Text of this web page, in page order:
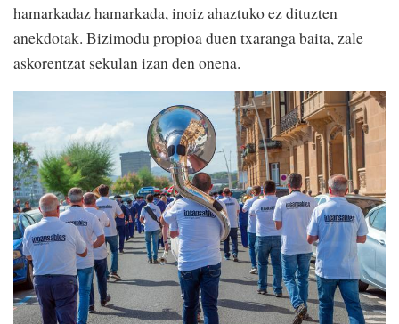
hamarkadaz hamarkada, inoiz ahaztuko ez dituzten
anekdotak. Bizimodu propioa duen txaranga baita, zale
askorentzat sekulan izan den onena.